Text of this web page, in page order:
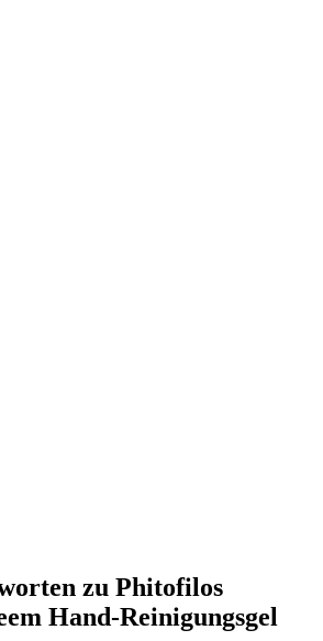
zu Phitofilos
Hand-Reinigungsgel